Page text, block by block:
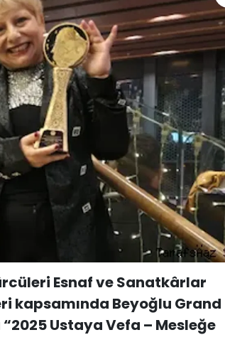
Esnaf ve Sanatkârlar
kapsamında Beyoğlu Grand
Ustaya Vefa – Mesleğe